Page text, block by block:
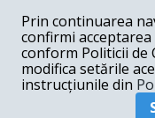
Postează
Prin continuarea
confirmi
conform Politicii de
modifica setările
instrucțiunile din